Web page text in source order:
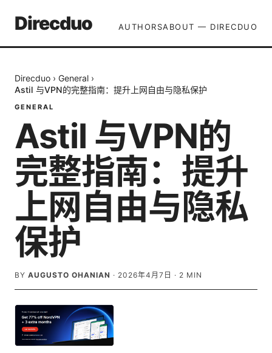
Direcduo AUTHORSABOUT — DIRECDUO
Direcduo › General ›
Astil 与VPN的完整指南：提升上网自由与隐私保护
GENERAL
Astil 与VPN的
完整指南：提升
上网自由与隐私
保护
BY AUGUSTO OHANIAN · 2026年4月7日 · 2 MIN